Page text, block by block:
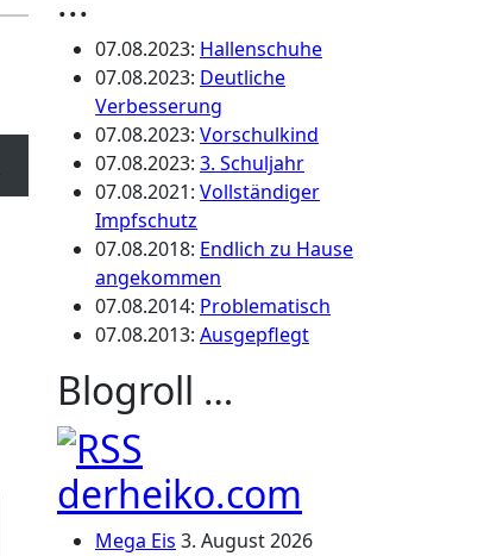
07.08.2023: Hallenschuhe
07.08.2023: Deutliche
Verbesserung
07.08.2023: Vorschulkind
07.08.2023: 3. Schuljahr
07.08.2021: Vollständiger
Impfschutz
07.08.2018: Endlich zu Hause
angekommen
07.08.2014: Problematisch
07.08.2013: Ausgepflegt
Blogroll …
derheiko.com
Mega Eis 3. August 2026